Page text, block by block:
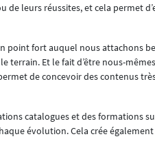
de leurs réussites, et cela permet
point fort auquel nous attachons
terrain. Et le fait d’être nous-
de concevoir des contenus
catalogues et des formations
évolution. Cela crée